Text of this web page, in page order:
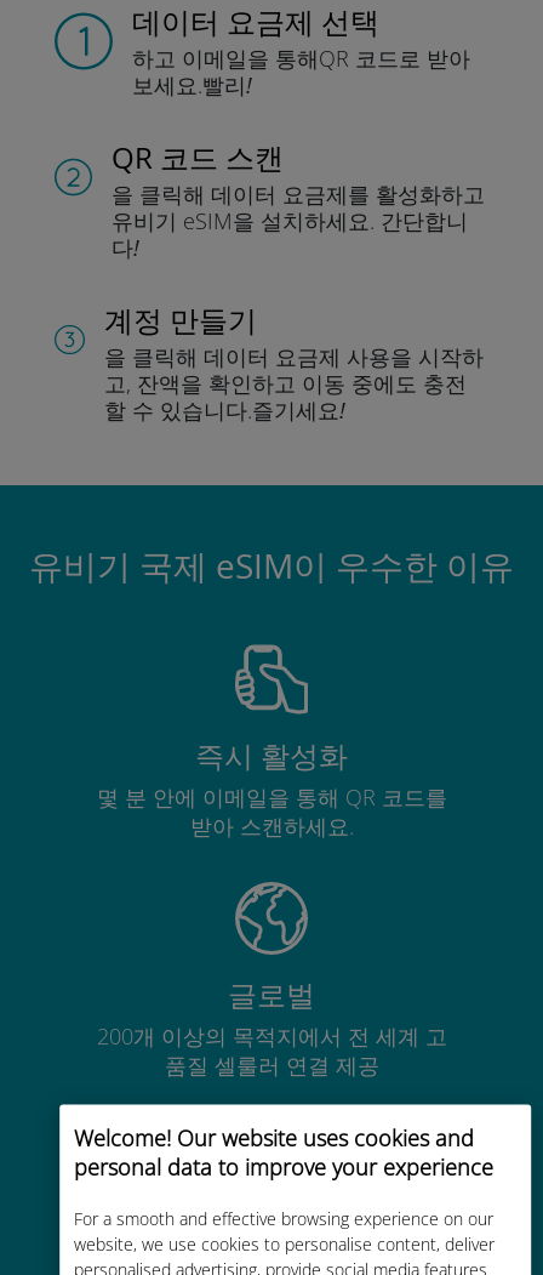
Welcome! Our website uses cookies and
personal data to improve your experience
For a smooth and effective browsing experience on our
website, we use cookies to personalise content, deliver
personalised advertising, provide social media features
데이터 요금제 선택
하고 이메일을 통해QR 코드로 받아
보세요.빨리!
QR 코드 스캔
을 클릭해 데이터 요금제를 활성화하고
유비기 eSIM을 설치하세요. 간단합니
다!
계정 만들기
을 클릭해 데이터 요금제 사용을 시작하
고, 잔액을 확인하고 이동 중에도 충전
할 수 있습니다.즐기세요!
유비기 국제 eSIM이 우수한 이유
즉시 활성화
몇 분 안에 이메일을 통해 QR 코드를
받아 스캔하세요.
글로벌
200개 이상의 목적지에서 전 세계 고
품질 셀룰러 연결 제공
비용 효율적